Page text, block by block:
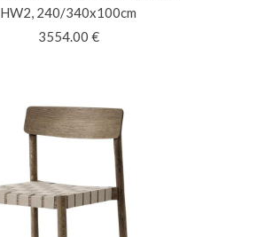
HW2, 240/340x100cm
3554.00 €